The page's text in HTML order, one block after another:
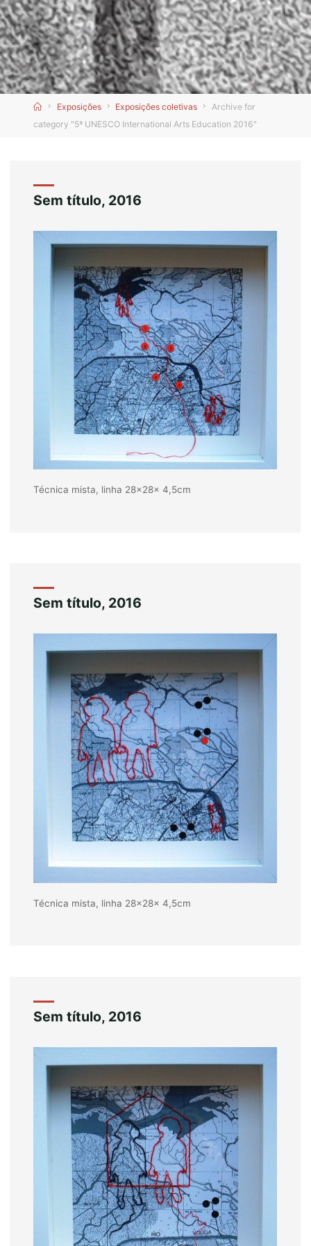
HomeExposições Exposições coletivas
Archive for
category "5ª UNESCO International Arts Education 2016"
Sem título, 2016
Técnica mista, linha 28x28x 4,5cm
Sem título, 2016
Técnica mista, linha 28x28x 4,5cm
Sem título, 2016